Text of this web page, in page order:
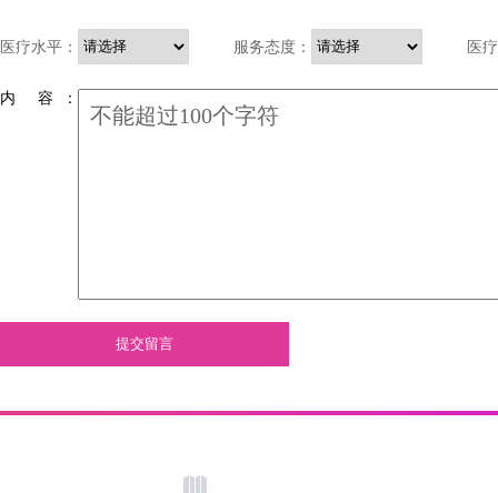
医疗水平： 服务态度： 医
内 容 ：
提交留言